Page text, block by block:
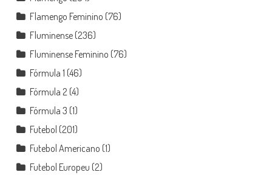
Flamengo Feminino (76)
Fluminense(236)
Fluminense Feminino (76)
Fórmula 1 (46)
Fórmula 2(4)
Fórmula 3 (1)
Futebol (201)
Futebol Americano (1)
Futebol Europeu (2)